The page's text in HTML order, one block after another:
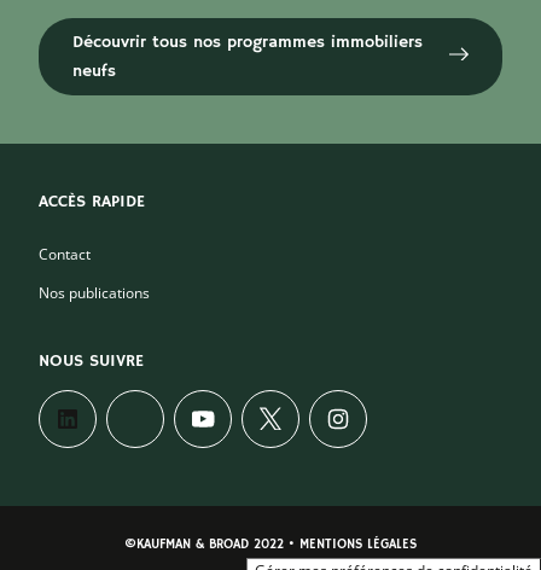
Découvrir tous nos programmes immobiliers
neufs
ACCÈS RAPIDE
Contact
Nos publications
NOUS SUIVRE
©KAUFMAN & BROAD 2022 • MENTIONS LÉGALES